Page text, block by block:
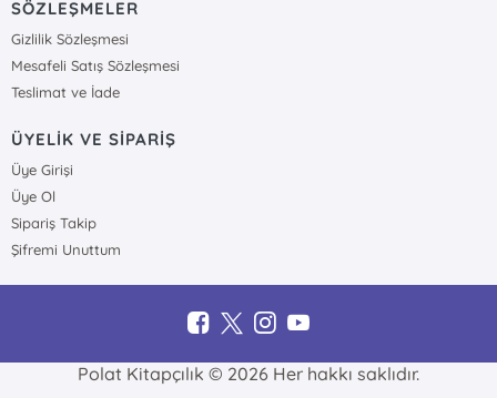
SÖZLEŞMELER
Gizlilik Sözleşmesi
Mesafeli Satış Sözleşmesi
Teslimat ve İade
ÜYELİK VE SİPARİŞ
Üye Girişi
Üye Ol
Sipariş Takip
Şifremi Unuttum
Polat Kitapçılık © 2026 Her hakkı saklıdır.